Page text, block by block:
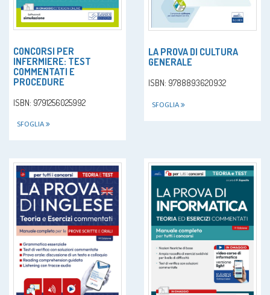
CONCORSI PER
INFERMIERE: TEST
COMMENTATI E
PROCEDURE
ISBN: 9791256025992
SFOGLIA
LA PROVA DI CULTURA
GENERALE
ISBN: 9788893620932
SFOGLIA